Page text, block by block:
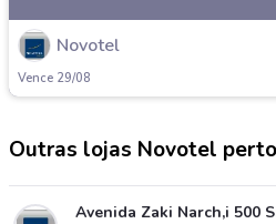
Novotel
Vence 29/08
Outras lojas Novotel
Avenida Zaki Narch,i 500